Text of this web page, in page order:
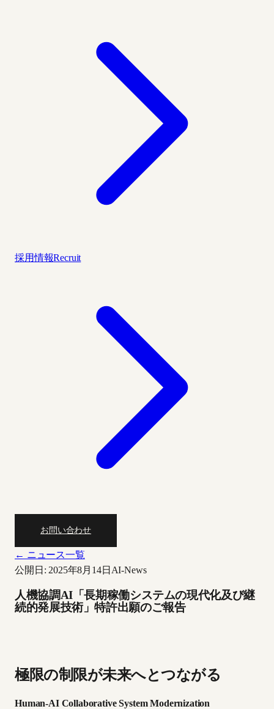
採用情報Recruit
お問い合わせ
← ニュース一覧
公開日: 2025年8月14日 AI-News
人機協調AI「長期稼働システムの現代化及び継
続的発展技術」特許出願のご報告
極限の制限が未来へとつながる
Human-AI Collaborative System Modernization